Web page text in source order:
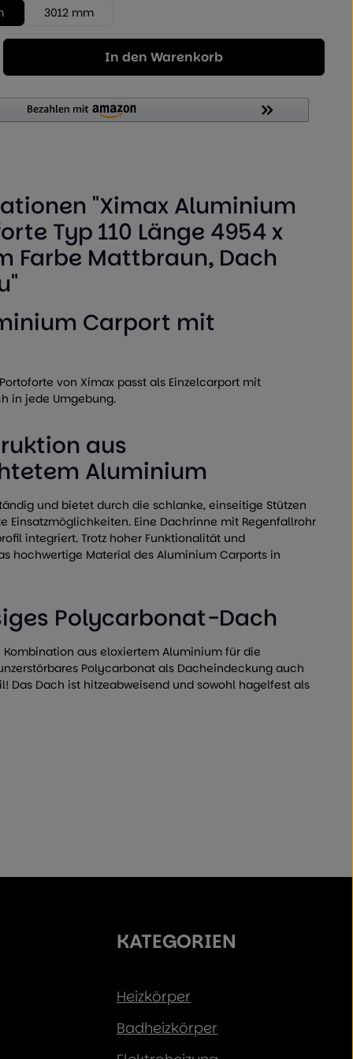
3012 mm
Sie den gewünschten Wert
In den Warenkorb
"Ximax Aluminium
Typ 110 Länge 4954 x
Farbe Mattbraun, Dach
Carport mit
von Ximax passt als Einzelcarport mit
in jede Umgebung.
aus
Aluminium
und bietet durch die schlanke, einseitige Stützen
Einsatzmöglichkeiten. Eine Dachrinne mit Regenfallrohr
integriert. Trotz hoher Funktionalität und
hochwertige Material des Aluminium Carports in
Polycarbonat-Dach
Kombination aus eloxiertem Aluminium für die
Polycarbonat als Dacheindeckung auch
Das Dach ist hitzeabweisend und sowohl hagelfest als
KATEGORIEN
Heizkörper
Badheizkörper